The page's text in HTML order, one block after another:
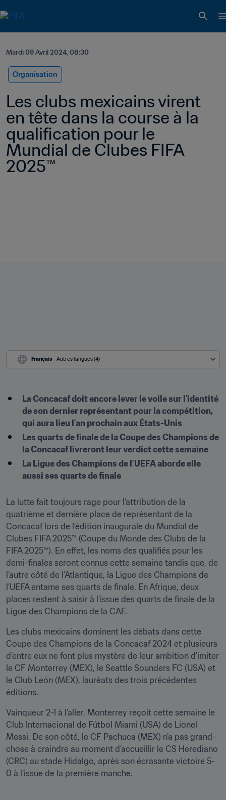
Mardi 09 Avril 2024, 08:30
Organisation
Les clubs mexicains virent
en tête dans la course à la
qualification pour le
Mundial de Clubes FIFA
2025™
Français - Autres langues (4)
La Concacaf doit encore lever le voile sur l'identité
de son dernier représentant pour la compétition,
qui aura lieu l’an prochain aux États-Unis
Les quarts de finale de la Coupe des Champions de
la Concacaf livreront leur verdict cette semaine
La Ligue des Champions de l’UEFA aborde elle
aussi ses quarts de finale
La lutte fait toujours rage pour l’attribution de la
quatrième et dernière place de représentant de la
Concacaf lors de l’édition inaugurale du Mundial de
Clubes FIFA 2025™ (Coupe du Monde des Clubs de la
FIFA 2025™). En effet, les noms des qualifiés pour les
demi-finales seront connus cette semaine tandis que, de
l’autre côté de l’Atlantique, la Ligue des Champions de
l’UEFA entame ses quarts de finale. En Afrique, deux
places restent à saisir à l’issue des quarts de finale de la
Ligue des Champions de la CAF.
Les clubs mexicains dominent les débats dans cette
Coupe des Champions de la Concacaf 2024 et plusieurs
d’entre eux ne font plus mystère de leur ambition d’imiter
le CF Monterrey (MEX), le Seattle Sounders FC (USA) et
le Club León (MEX), lauréats des trois précédentes
éditions.
Vainqueur 2-1 à l’aller, Monterrey reçoit cette semaine le
Club Internacional de Fútbol Miami (USA) de Lionel
Messi. De son côté, le CF Pachuca (MEX) n’a pas grand-
chose à craindre au moment d’accueillir le CS Herediano
(CRC) au stade Hidalgo, après son écrasante victoire 5-
0 à l’issue de la première manche.